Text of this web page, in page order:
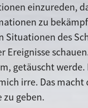
einzureden,
zu
Situationen des
Ereignisse
getäuscht
irre. Das
zu geben.